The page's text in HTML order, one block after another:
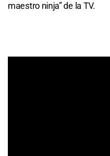
maestro ninja” de la TV.